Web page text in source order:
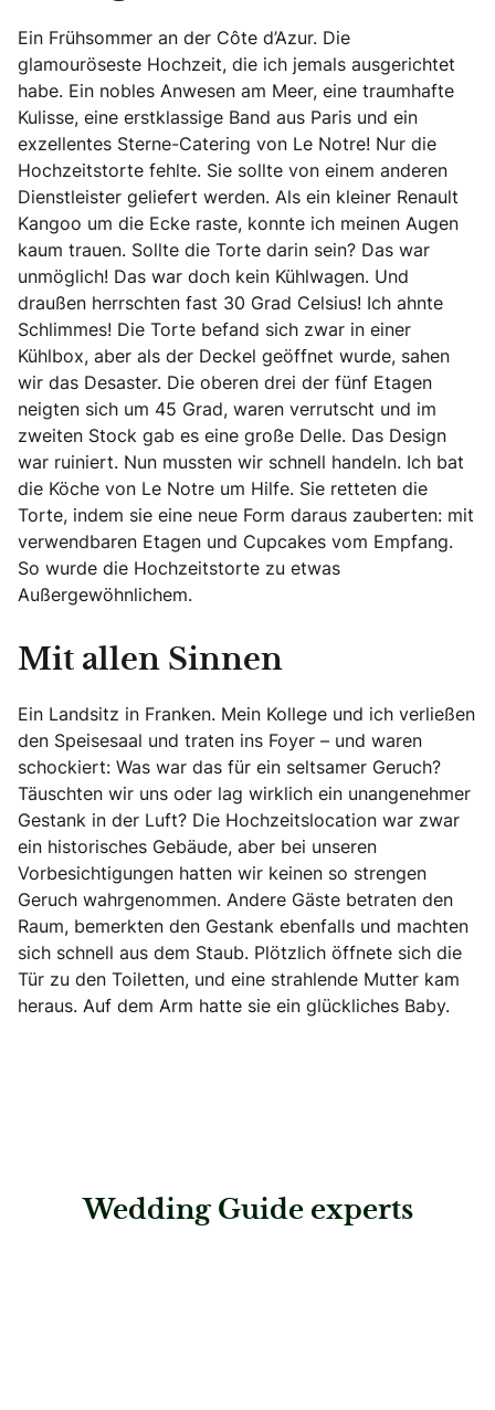
Ein Frühsommer an der Côte d’Azur. Die
glamouröseste Hochzeit, die ich jemals ausgerichtet
habe. Ein nobles Anwesen am Meer, eine traumhafte
Kulisse, eine erstklassige Band aus Paris und ein
exzellentes Sterne-Catering von Le Notre! Nur die
Hochzeitstorte fehlte. Sie sollte von einem anderen
Dienstleister geliefert werden. Als ein kleiner Renault
Kangoo um die Ecke raste, konnte ich meinen Augen
kaum trauen. Sollte die Torte darin sein? Das war
unmöglich! Das war doch kein Kühlwagen. Und
draußen herrschten fast 30 Grad Celsius! Ich ahnte
Schlimmes! Die Torte befand sich zwar in einer
Kühlbox, aber als der Deckel geöffnet wurde, sahen
wir das Desaster. Die oberen drei der fünf Etagen
neigten sich um 45 Grad, waren verrutscht und im
zweiten Stock gab es eine große Delle. Das Design
war ruiniert. Nun mussten wir schnell handeln. Ich bat
die Köche von Le Notre um Hilfe. Sie retteten die
Torte, indem sie eine neue Form daraus zauberten: mit
verwendbaren Etagen und Cupcakes vom Empfang.
So wurde die Hochzeitstorte zu etwas
Außergewöhnlichem.
Mit allen Sinnen
Ein Landsitz in Franken. Mein Kollege und ich verließen
den Speisesaal und traten ins Foyer – und waren
schockiert: Was war das für ein seltsamer Geruch?
Täuschten wir uns oder lag wirklich ein unangenehmer
Gestank in der Luft? Die Hochzeitslocation war zwar
ein historisches Gebäude, aber bei unseren
Vorbesichtigungen hatten wir keinen so strengen
Geruch wahrgenommen. Andere Gäste betraten den
Raum, bemerkten den Gestank ebenfalls und machten
sich schnell aus dem Staub. Plötzlich öffnete sich die
Tür zu den Toiletten, und eine strahlende Mutter kam
heraus. Auf dem Arm hatte sie ein glückliches Baby.
Wedding Guide experts